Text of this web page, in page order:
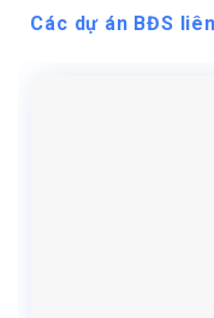
Các dự án BĐS